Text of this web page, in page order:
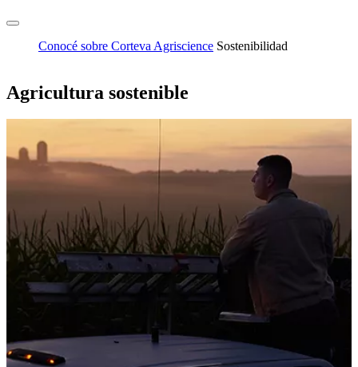
Conocé sobre Corteva Agriscience Sostenibilidad
Agricultura sostenible